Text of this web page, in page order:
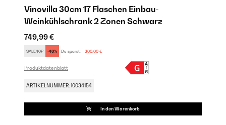
Vinovilla 30cm 17 Flaschen Einbau-
Weinkühlschrank 2 Zonen Schwarz
749,99 €
SALE40P -40% Du sparst: 300,00 €
Produktdatenblatt
ARTIKELNUMMER: 10034154
In den Warenkorb